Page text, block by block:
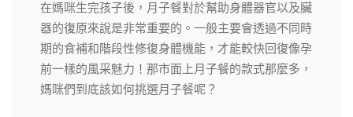
在媽咪生完孩子後，月子餐對於幫助身體器官以及臟
器的復原來說是非常重要的。一般主要會透過不同時
期的食補和階段性修復身體機能，才能較快回復像孕
前一樣的風采魅力！那市面上月子餐的款式那麼多，
媽咪們到底該如何挑選月子餐呢？